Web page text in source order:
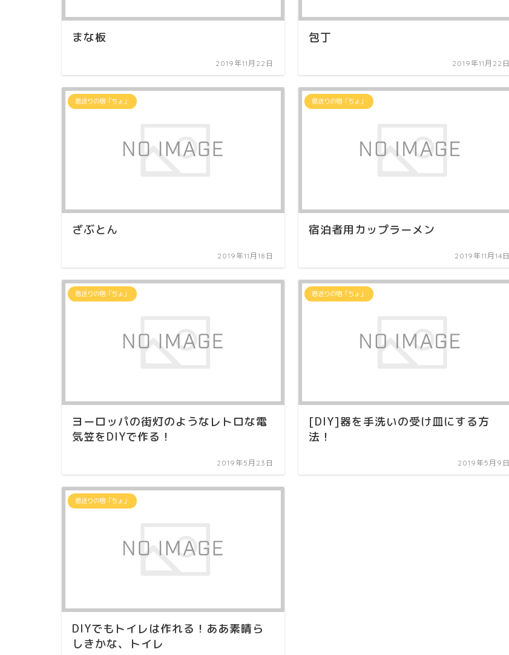
まな板
2019年11月22日
包丁
2019年11月22日
恩送りの宿「ちょ」
ざぶとん
2019年11月18日
恩送りの宿「ちょ」
宿泊者用カップラーメン
2019年11月14日
恩送りの宿「ちょ」
ヨーロッパの街灯のようなレトロな電
気笠をDIYで作る！
2019年5月23日
恩送りの宿「ちょ」
[DIY]器を手洗いの受け皿にする方
法！
2019年5月9日
恩送りの宿「ちょ」
DIYでもトイレは作れる！ああ素晴ら
しきかな、トイレ